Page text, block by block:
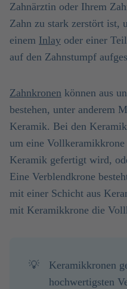
Zahnärztin oder Ihrem
Zahn zu stark zerstört ist,
einem Inlay oder einer
auf den Zahnstumpf
Zahnkronen können aus
bestehen, unter anderem
Keramik. Bei den
um eine
Keramik gefertigt wird,
Eine Verblendkrone
mit einer Schicht aus
mit Keramikkrone die
💡
Keramikkronen
hochwertigsten